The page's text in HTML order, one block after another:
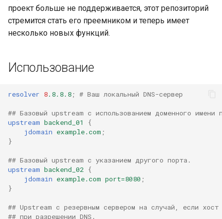
libr3
limit-traffic
lmdb
locations
lock
logger-socket
lrucache
macaroons
проект больше не поддерживается, этот репозиторий
стремится стать его преемником и теперь имеет
несколько новых функций.
Использование
resolver 8.8.8.8 ; # Ваш локальный DNS-сервер
## Базовый upstream с использованием доменного
upstream backend_01
{
jdomain example.com ;
}
## Базовый upstream с указанием другого порта.
upstream backend_02
{
jdomain example.com port=8080 ;
}
## Upstream с резервным сервером на случай, если
## при разрешении DNS.